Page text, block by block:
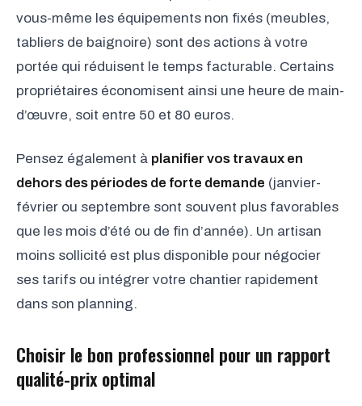
vous-même les équipements non fixés (meubles,
tabliers de baignoire) sont des actions à votre
portée qui réduisent le temps facturable. Certains
propriétaires économisent ainsi une heure de main-
d’œuvre, soit entre 50 et 80 euros.
Pensez également à planifier vos travaux en
dehors des périodes de forte demande (janvier-
février ou septembre sont souvent plus favorables
que les mois d’été ou de fin d’année). Un artisan
moins sollicité est plus disponible pour négocier
ses tarifs ou intégrer votre chantier rapidement
dans son planning.
Choisir le bon professionnel pour un rapport
qualité-prix optimal